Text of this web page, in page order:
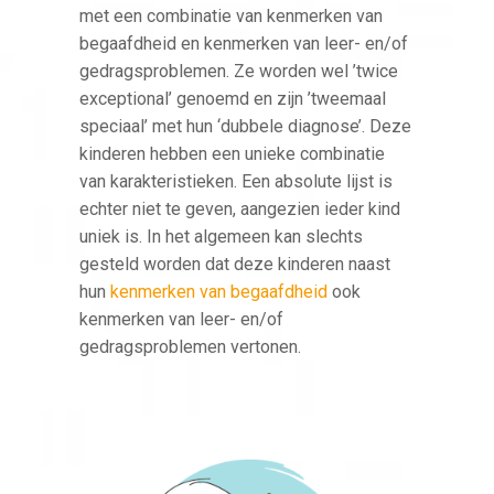
met een combinatie van kenmerken van
begaafdheid en kenmerken van leer- en/of
gedragsproblemen. Ze worden wel ’twice
exceptional’ genoemd en zijn ’tweemaal
speciaal’ met hun ‘dubbele diagnose’. Deze
kinderen hebben een unieke combinatie
van karakteristieken. Een absolute lijst is
echter niet te geven, aangezien ieder kind
uniek is. In het algemeen kan slechts
gesteld worden dat deze kinderen naast
hun kenmerken van begaafdheidook
kenmerken van leer- en/of
gedragsproblemen vertonen.